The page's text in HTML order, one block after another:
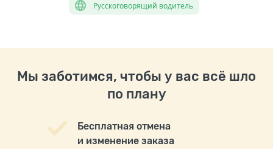
Русскоговорящий водитель
Мы заботимся, чтобы у вас всё шло
по плану
Бесплатная отмена
и изменение заказа